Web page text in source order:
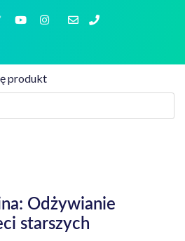
produkt
Odżywianie
starszych